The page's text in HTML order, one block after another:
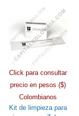
Click para consultar
precio en pesos ($)
Colombianos
Kit de limpieza para